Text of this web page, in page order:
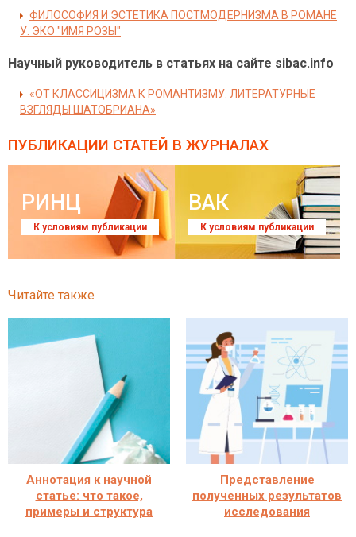
ФИЛОСОФИЯ И ЭСТЕТИКА ПОСТМОДЕРНИЗМА В РОМАНЕ
У. ЭКО "ИМЯ РОЗЫ"
Научный руководитель в статьях на сайте sibac.info
«ОТ КЛАССИЦИЗМА К РОМАНТИЗМУ. ЛИТЕРАТУРНЫЕ
ВЗГЛЯДЫ ШАТОБРИАНА»
ПУБЛИКАЦИИ СТАТЕЙ В ЖУРНАЛАХ
РИНЦ
К условиям публикации
ВАК
К условиям публикации
Читайте также
Аннотация к научной
статье: что такое,
примеры и структура
Представление
полученных результатов
исследования